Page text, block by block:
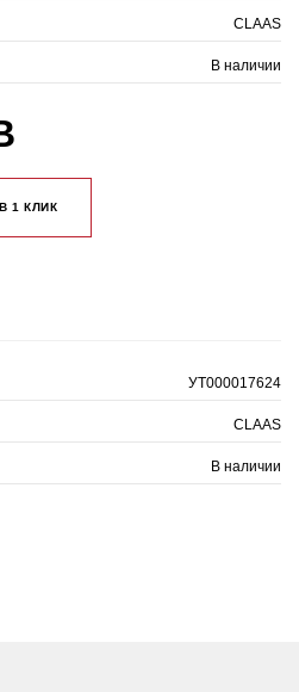
CLAAS
В наличии
1 КЛИК
УТ000017624
CLAAS
В наличии